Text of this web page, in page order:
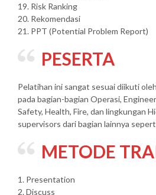
19. Risk Ranking
20. Rekomendasi
21. PPT (Potential Problem Report)
PESERTA
Pelatihan ini sangat sesuai diikuti
pada bagian-bagian Operasi,
Safety, Health, Fire, dan lingkungan
supervisors dari bagian lainnya
METODE
1. Presentation
2. Discuss